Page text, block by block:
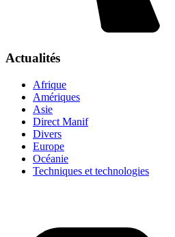
Actualités
Afrique
Amériques
Asie
Direct Manif
Divers
Europe
Océanie
Techniques et technologies